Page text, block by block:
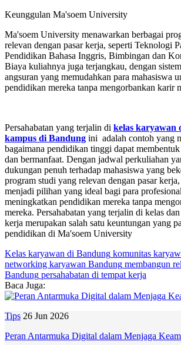
Keunggulan Ma'soem University
Ma'soem University menawarkan berbagai
relevan dengan pasar kerja, seperti Teknologi
Pendidikan Bahasa Inggris, Bimbingan dan
Biaya kuliahnya juga terjangkau, dengan
angsuran yang memudahkan para mahasiswa
pendidikan mereka tanpa mengorbankan karir
Persahabatan yang terjalin di kelas karyawan
kampus di Bandung ini adalah contoh yang
bagaimana pendidikan tinggi dapat
dan bermanfaat. Dengan jadwal perkuliahan
dukungan penuh terhadap mahasiswa yang
program studi yang relevan dengan pasar
menjadi pilihan yang ideal bagi para
meningkatkan pendidikan mereka tanpa
mereka. Persahabatan yang terjalin di kelas
kerja merupakan salah satu keuntungan yang
pendidikan di Ma'soem University
Kelas karyawan di Bandung komunitas
networking karyawan Bandung membangun
Bandung persahabatan di tempat kerja
Baca Juga:
Tips 26 Jun 2026
Peran Antarmuka Digital dalam Menjaga